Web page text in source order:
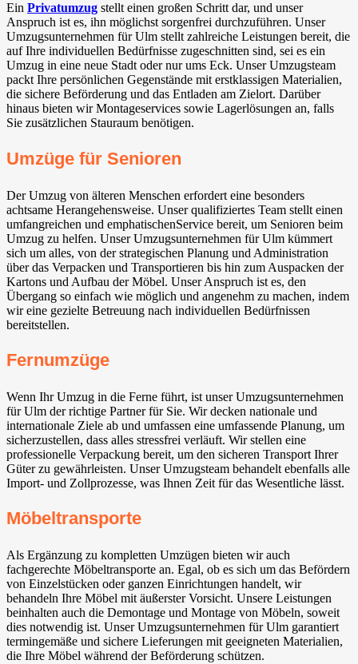
Ein Privatumzug stellt einen großen Schritt dar, und unser
Anspruch ist es, ihn möglichst sorgenfrei durchzuführen. Unser
Umzugsunternehmen für Ulm stellt zahlreiche Leistungen bereit, die
auf Ihre individuellen Bedürfnisse zugeschnitten sind, sei es ein
Umzug in eine neue Stadt oder nur ums Eck. Unser Umzugsteam
packt Ihre persönlichen Gegenstände mit erstklassigen Materialien,
die sichere Beförderung und das Entladen am Zielort. Darüber
hinaus bieten wir Montageservices sowie Lagerlösungen an, falls
Sie zusätzlichen Stauraum benötigen.
Umzüge für Senioren
Der Umzug von älteren Menschen erfordert eine besonders
achtsame Herangehensweise. Unser qualifiziertes Team stellt einen
umfangreichen und emphatischenService bereit, um Senioren beim
Umzug zu helfen. Unser Umzugsunternehmen für Ulm kümmert
sich um alles, von der strategischen Planung und Administration
über das Verpacken und Transportieren bis hin zum Auspacken der
Kartons und Aufbau der Möbel. Unser Anspruch ist es, den
Übergang so einfach wie möglich und angenehm zu machen, indem
wir eine gezielte Betreuung nach individuellen Bedürfnissen
bereitstellen.
Fernumzüge
Wenn Ihr Umzug in die Ferne führt, ist unser Umzugsunternehmen
für Ulm der richtige Partner für Sie. Wir decken nationale und
internationale Ziele ab und umfassen eine umfassende Planung, um
sicherzustellen, dass alles stressfrei verläuft. Wir stellen eine
professionelle Verpackung bereit, um den sicheren Transport Ihrer
Güter zu gewährleisten. Unser Umzugsteam behandelt ebenfalls alle
Import- und Zollprozesse, was Ihnen Zeit für das Wesentliche lässt.
Möbeltransporte
Als Ergänzung zu kompletten Umzügen bieten wir auch
fachgerechte Möbeltransporte an. Egal, ob es sich um das Befördern
von Einzelstücken oder ganzen Einrichtungen handelt, wir
behandeln Ihre Möbel mit äußerster Vorsicht. Unsere Leistungen
beinhalten auch die Demontage und Montage von Möbeln, soweit
dies notwendig ist. Unser Umzugsunternehmen für Ulm garantiert
termingemäße und sichere Lieferungen mit geeigneten Materialien,
die Ihre Möbel während der Beförderung schützen.